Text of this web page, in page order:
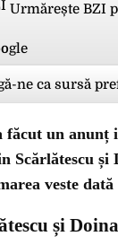
Urmărește BZI
ne ca sursă
făcut un anunț
Scărlătescu și
veste
și